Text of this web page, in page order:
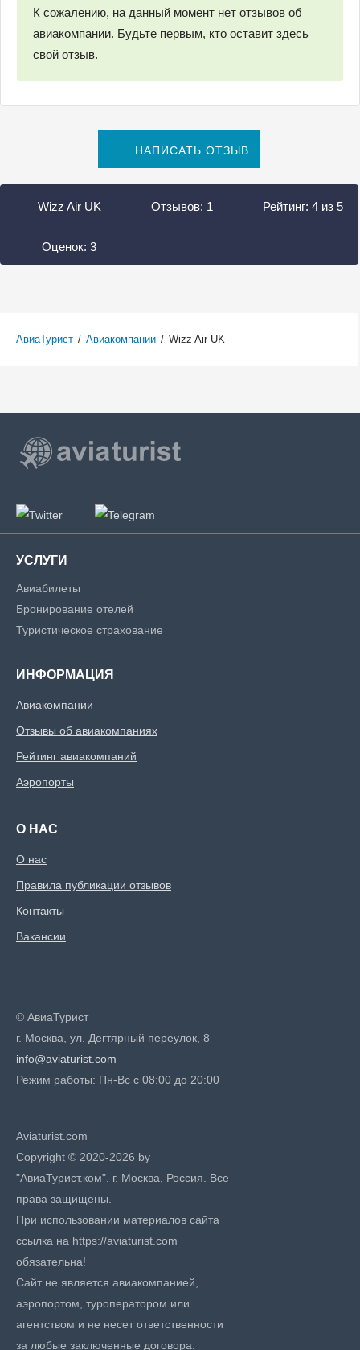
К сожалению, на данный момент нет отзывов об
авиакомпании. Будьте первым, кто оставит здесь
свой отзыв.
НАПИСАТЬ ОТЗЫВ
Wizz Air UK Отзывов: 1 Рейтинг: 4 из 5
Оценок: 3
АвиаТурист / Авиакомпании / Wizz Air UK
УСЛУГИ
Авиабилеты
Бронирование отелей
Туристическое страхование
ИНФОРМАЦИЯ
Авиакомпании
Отзывы об авиакомпаниях
Рейтинг авиакомпаний
Аэропорты
О НАС
О нас
Правила публикации отзывов
Контакты
Вакансии
© АвиаТурист
г. Москва, ул. Дегтярный переулок, 8
info@aviaturist.com
Режим работы: Пн-Вс с 08:00 до 20:00
Aviaturist.com
Copyright © 2020-2026 by
"АвиаТурист.ком". г. Москва, Россия. Все
права защищены.
При использовании материалов сайта
ссылка на https://aviaturist.com
обязательна!
Сайт не является авиакомпанией,
аэропортом, туроператором или
агентством и не несет ответственности
за любые заключенные договора.